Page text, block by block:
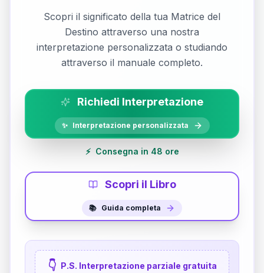
Scopri il significato della tua Matrice del
Destino attraverso una nostra
interpretazione personalizzata o studiando
attraverso il manuale completo.
Richiedi Interpretazione
✨ Interpretazione personalizzata
⚡ Consegna in 48 ore
Scopri il Libro
📚 Guida completa
👇 P.S. Interpretazione parziale gratuita